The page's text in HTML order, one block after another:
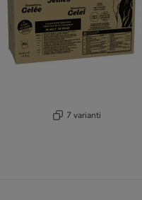
7 varianti